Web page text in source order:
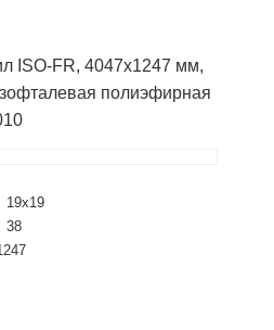
ISO-FR, 4047х1247 мм,
полиэфирная
19х19
38